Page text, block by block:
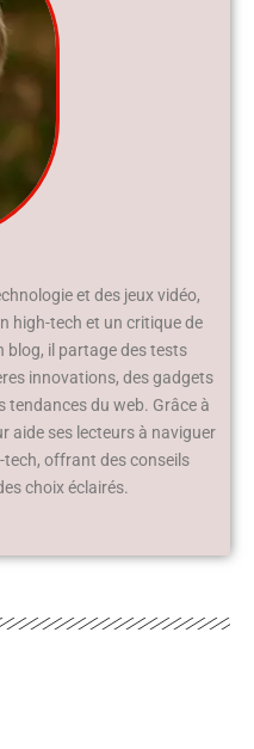
et des jeux vidéo,
high-tech et un critique de
blog, il partage des tests
innovations, des gadgets
tendances du web. Grâce à
aide ses lecteurs à naviguer
tech, offrant des conseils
choix éclairés.